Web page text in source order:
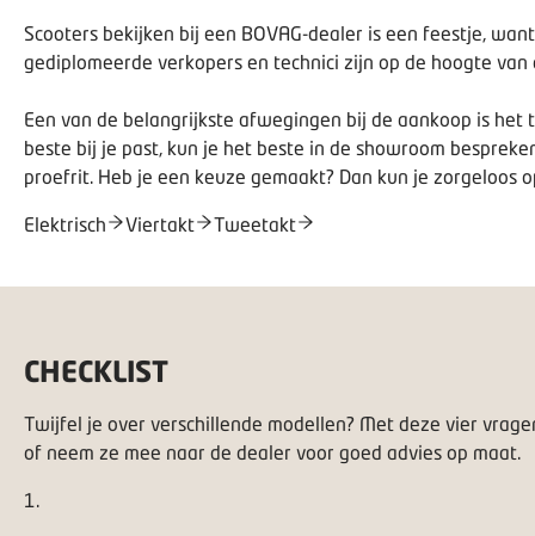
Scooters bekijken bij een BOVAG-dealer is een feestje,
gediplomeerde verkopers en technici zijn op de hoogte
Een van de belangrijkste afwegingen bij de aankoop is
beste bij je past, kun je het beste in de showroom
proefrit. Heb je een keuze gemaakt? Dan kun je zorgeloos
Elektrisch Viertakt Tweetakt
CHECKLIST
Twijfel je over verschillende modellen? Met deze vier
of neem ze mee naar de dealer voor goed advies op maat.
1.